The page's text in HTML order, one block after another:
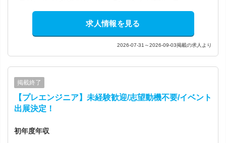
求人情報を見る
2026-07-31～2026-09-03掲載の求人より
掲載終了
【プレエンジニア】未経験歓迎/志望動機不要/イベント
出展決定！
初年度年収